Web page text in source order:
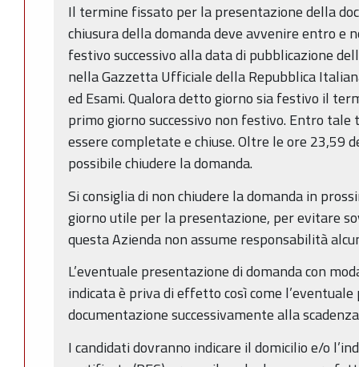
Il termine fissato per la presentazione della
chiusura della domanda deve avvenire entro e
festivo successivo alla data di pubblicazione
nella Gazzetta Ufficiale della Repubblica
ed Esami. Qualora detto giorno sia festivo il
primo giorno successivo non festivo. Entro
essere completate e chiuse. Oltre le ore 23,59
possibile chiudere la domanda.
Si consiglia di non chiudere la domanda in
giorno utile per la presentazione, per evitare
questa Azienda non assume responsabilità
L’eventuale presentazione di domanda con
indicata è priva di effetto così come
documentazione successivamente alla
I candidati dovranno indicare il domicilio e/o